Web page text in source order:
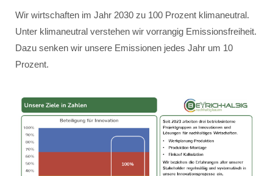
Wir wirtschaften im Jahr 2030 zu 100 Prozent klimaneutral.
Unter klimaneutral verstehen wir vorrangig Emissionsfreiheit.
Dazu senken wir unsere Emissionen jedes Jahr um 10
Prozent.